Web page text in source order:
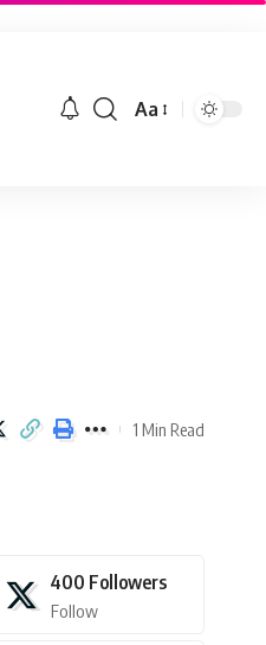
Aa
1 Min Read
400 Followers
Follow